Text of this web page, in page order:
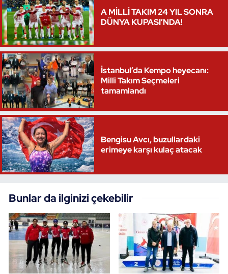
A MİLLİ TAKIM 24 YIL SONRA
DÜNYA KUPASI’NDA!
İstanbul’da Kempo heyecanı:
Milli Takım Seçmeleri
tamamlandı
Bengisu Avcı, buzullardaki
erimeye karşı kulaç atacak
Bunlar da ilginizi çekebilir